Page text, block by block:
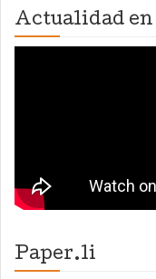
Actualidad en
Paper.li